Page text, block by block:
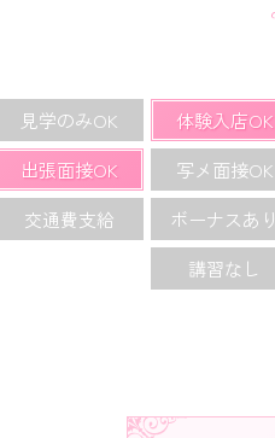
見学のみOK 体験入店OK
出張面接OK
写メ面接OK
交通費支給
ボーナスあり
講習なし